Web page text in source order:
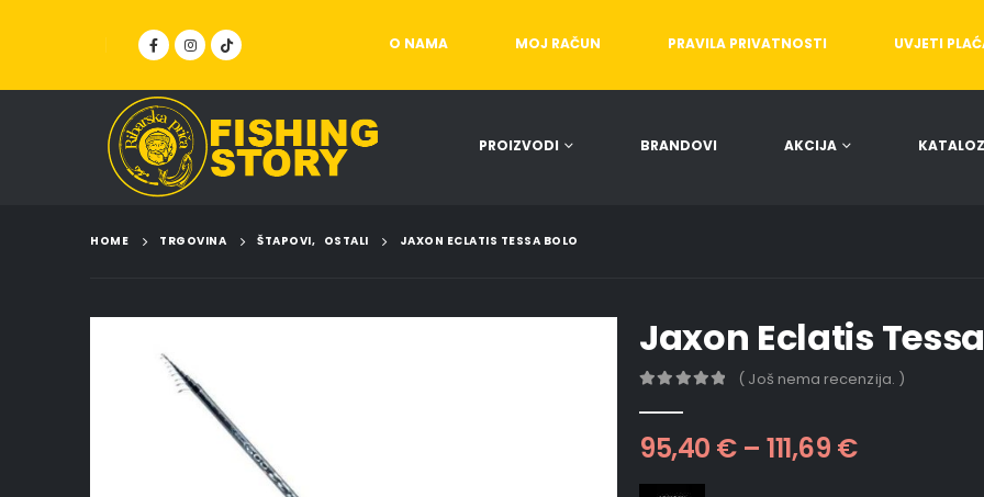
O NAMA MOJ RAČUN PRAVILA PRIVATNOSTI UVJETI
PROIZVODI BRANDOVI AKCIJA
HOME TRGOVINA ŠTAPOVI, OSTALI JAXON ECLATIS TESSA BOLO
Jaxon Eclatis
( Još nema recenzija. )
95,40 €–111,69 €